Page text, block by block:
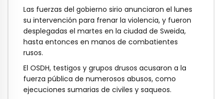
Las fuerzas del gobierno sirio anunciaron el lunes
su intervención para frenar la violencia, y fueron
desplegadas el martes en la ciudad de Sweida,
hasta entonces en manos de combatientes
rusos.
El OSDH, testigos y grupos drusos acusaron a la
fuerza pública de numerosos abusos, como
ejecuciones sumarias de civiles y saqueos.